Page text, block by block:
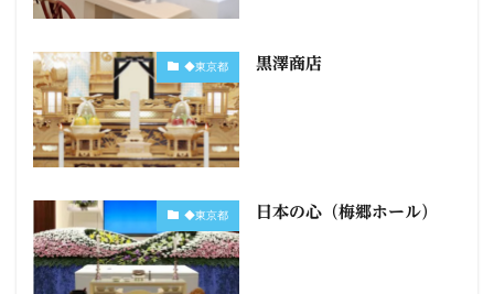
◆東京都 黒澤商店
◆東京都 日本の心（梅郷ホール）